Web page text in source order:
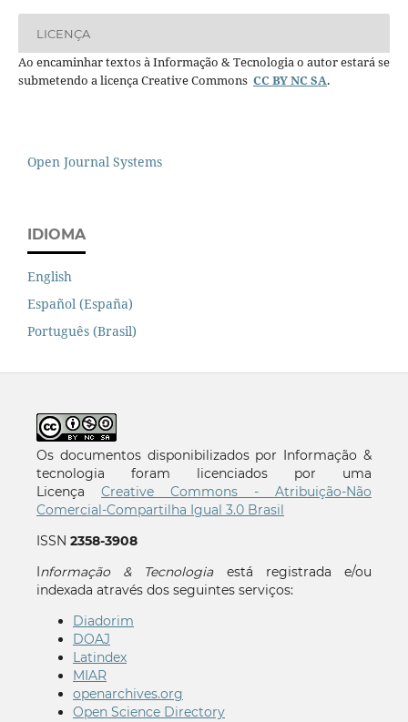
LICENÇA
Ao encaminhar textos à Informação & Tecnologia o autor estará se
submetendo a licença Creative Commons CC BY NC SA.
Open Journal Systems
IDIOMA
English
Español (España)
Português (Brasil)
Os documentos disponibilizados por Informação &
tecnologia foram licenciados por uma
Licença Creative Commons - Atribuição-Não
Comercial-Compartilha Igual 3.0 Brasil
ISSN 2358-3908
nformação & Tecnologiaestá registrada e/ou
indexada através dos seguintes serviços:
Diadorim
DOAJ
Latindex
MIAR
openarchives.org
Open Science Directory